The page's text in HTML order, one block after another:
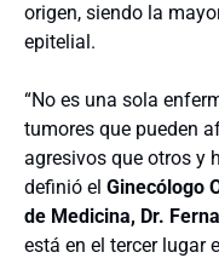
origen, siendo la
epitelial.
“No es una sola
tumores que pueden
agresivos que otros y
definió el Ginecólogo
de Medicina, Dr.
está en el tercer lugar